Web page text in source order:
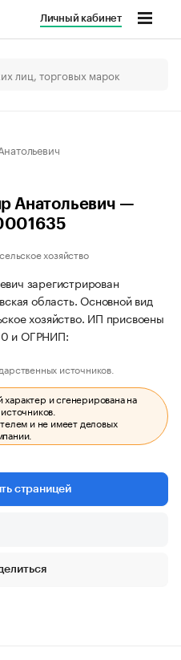
Личный кабинет
Анатольевич —
хозяйство
зарегистрирован
область. Основной вид
хозяйство. ИП присвоены
и ОГРНИП:
источников.
и сгенерирована на
и не имеет деловых
страницей